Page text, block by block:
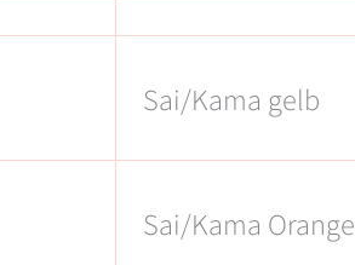
Sai/Kama gelb
Sai/Kama Orange